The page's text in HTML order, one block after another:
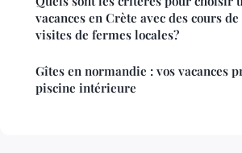
vacances en Crète avec des cours
visites de fermes locales?
Gîtes en normandie : vos vacances
piscine intérieure